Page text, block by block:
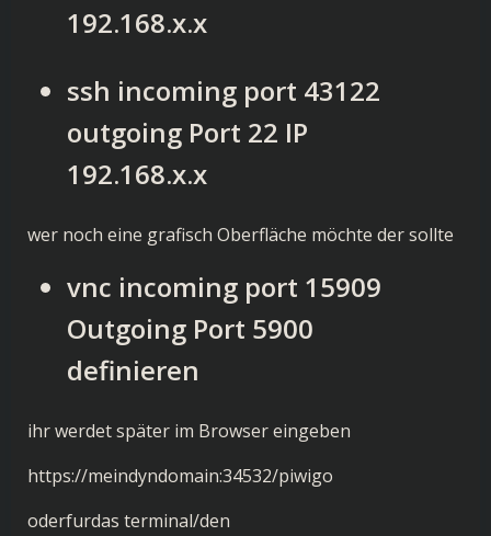
192.168.x.x
ssh incoming port 43122
outgoing Port 22 IP
192.168.x.x
wer noch eine grafisch Oberfläche möchte der sollte
vnc incoming port 15909
Outgoing Port 5900
definieren
ihr werdet später im Browser eingeben
https://meindyndomain:34532/piwigo
oderfurdas terminal/den